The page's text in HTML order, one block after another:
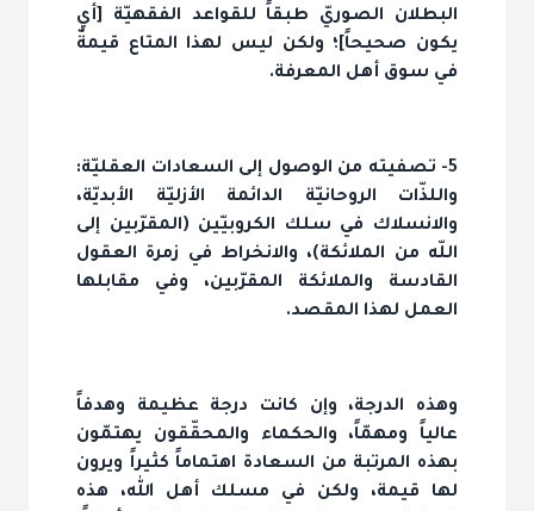
البطلان الصوريّ طبقاً للقواعد الفقهيّة [أي
يكون صحيحاً]؛ ولكن ليس لهذا المتاع قيمةٌ
في سوق أهل المعرفة.
5- تصفيته من الوصول إلى السعادات العقليّة:
واللذّات الروحانيّة الدائمة الأزليّة الأبديّة،
والانسلاك في سلك الكروبيّين (المقرّبين إلى
اللّه من الملائكة)، والانخراط في زمرة العقول
القادسة والملائكة المقرّبين، وفي مقابلها
العمل لهذا المقصد.
وهذه الدرجة، وإن كانت درجة عظيمة وهدفاً
عالياً ومهمّاً، والحكماء والمحقّقون يهتمّون
بهذه المرتبة من السعادة اهتماماً كثيراً ويرون
لها قيمة، ولكن في مسلك أهل الله، هذه